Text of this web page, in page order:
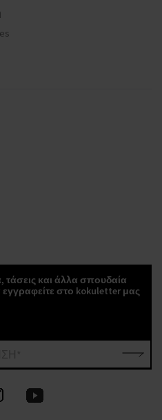
τάσεις και άλλα σπουδαία
στο kokuletter μας